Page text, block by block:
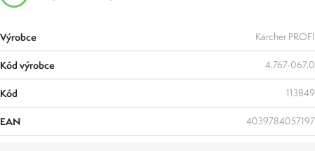
Výrobce Kärcher PROFI
Kód výrobce 4.767-067.0
Kód 113849
EAN 4039784057197